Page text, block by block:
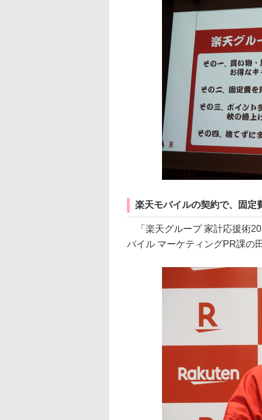
楽天モバイルの契約で、固定
「楽天グループ 家計応援術
バイル マーケティングPR課の